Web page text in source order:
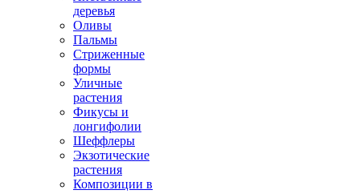
деревья
Оливы
Пальмы
Стриженные
формы
Уличные
растения
Фикусы и
лонгифолии
Шеффлеры
Экзотические
растения
Композиции в